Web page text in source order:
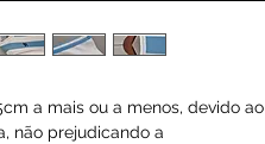
a mais ou a menos, devido ao
não prejudicando a